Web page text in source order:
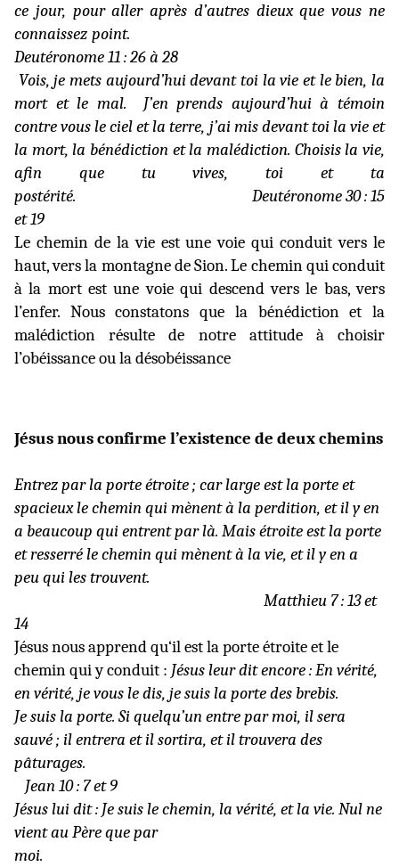
ce jour, pour aller après d’autres dieux que vous ne
connaissez point.
Deutéronome 11 : 26 à 28
Vois, je mets aujourd’hui devant toi la vie et le bien, la
mort et le mal.
J’en prends aujourd’hui à témoin
contre vous le ciel et la terre, j’ai mis devant toi la vie et
la mort, la bénédiction et la malédiction. Choisis la vie,
afin que tu vives, toi et ta
postérité.
Deutéronome 30 : 15
et 19
Le chemin de la vie est une voie qui conduit vers le
haut, vers la montagne de Sion. Le chemin qui conduit
à la mort est une voie qui descend vers le bas, vers
l’enfer. Nous constatons que la bénédiction et la
malédiction résulte de notre attitude à choisir
l’obéissance ou la désobéissance
Jésus nous confirme l’existence de deux chemins
Entrez par la porte étroite ; car large est la porte et
spacieux le chemin qui mènent à la perdition, et il y en
a beaucoup qui entrent par là. Mais étroite est la porte
et resserré le chemin qui mènent à la vie, et il y en a
peu qui les trouvent.
Matthieu 7 : 13 et
14
Jésus nous apprend qu‘il est la porte étroite et le
chemin qui y conduit : Jésus leur dit encore : En vérité,
en vérité, je vous le dis, je suis la porte des brebis.
Je suis la porte. Si quelqu’un entre par moi, il sera
sauvé ; il entrera et il sortira, et il trouvera des
pâturages.
Jean 10 : 7 et 9
Jésus lui dit : Je suis le chemin, la vérité, et la vie. Nul ne
vient au Père que par
moi.